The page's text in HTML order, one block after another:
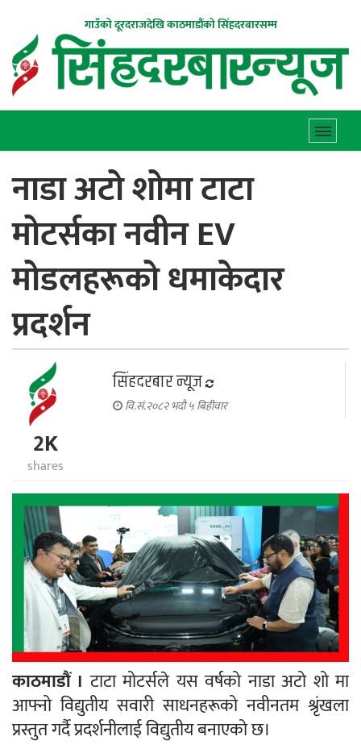
गाउँको दूरदराजदेखि काठमाडौंको सिंहदरबारसम्म
नाडा अटो शोमा टाटा
मोटर्सका नवीन EV
मोडलहरूको धमाकेदार
प्रदर्शन
सिंहदरबार न्यूज
वि.सं.२०८२ भदौ ५ बिहीवार
2K
shares
काठमाडौं । टाटा मोटर्सले यस वर्षको नाडा अटो शो मा
आफ्नो विद्युतीय सवारी साधनहरूको नवीनतम श्रृंखला
प्रस्तुत गर्दै प्रदर्शनीलाई विद्युतीय बनाएको छ।